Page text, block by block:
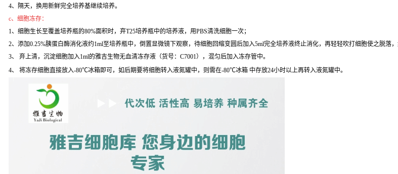
4、隔天，换用新鲜完全培养基继续培养。
c、细胞冻存：
1、细胞生长至覆盖培养瓶的80%面积时，弃T25培养瓶中的培养液，用PBS清洗细胞一次；
2、添加0.25%胰蛋白酶消化液约1ml至培养瓶中，倒置显微镜下观察，待细胞回缩变圆后加入5ml完全培养液终止消化，再轻轻吹打细胞使之脱落，
3、 弃上清，沉淀细胞加入1ml的雅吉生物无血清冻存液（货号：C7001），混匀后加入冻存管中。
4、 将冻存细胞直接放入-80℃冰箱即可，如后期要将细胞转入液氮罐中，则需在-80℃冰箱 中存放24小时以上再转入液氮罐中。